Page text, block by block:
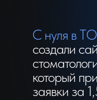
С нуля в
создали
который
заявки за